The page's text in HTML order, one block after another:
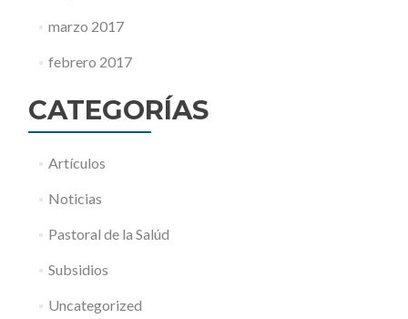
marzo 2017
febrero 2017
CATEGORÍAS
Artículos
Noticias
Pastoral de la Salúd
Subsidios
Uncategorized